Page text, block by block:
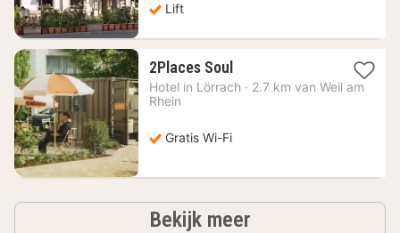
Lift
2Places Soul1
nacht
€
Hotel in Lörrach · 2.7 km van Weil am
Rhein
Gratis Wi-Fi
Bekijk meerhotels